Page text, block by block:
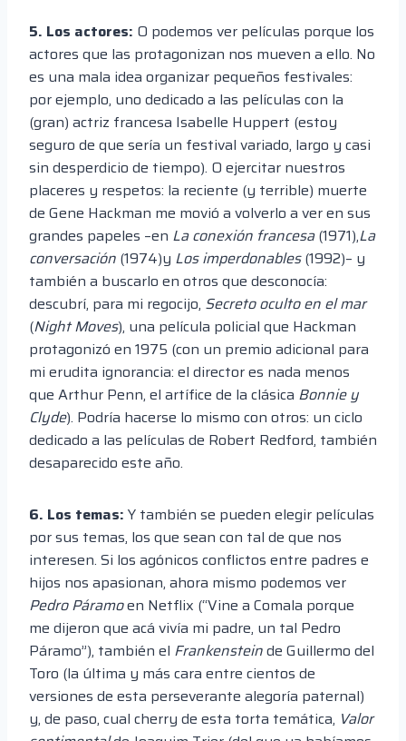
5. Los actores: O podemos ver películas porque los
actores que las protagonizan nos mueven a ello. No
es una mala idea organizar pequeños festivales:
por ejemplo, uno dedicado a las películas con la
(gran) actriz francesa Isabelle Huppert (estoy
seguro de que sería un festival variado, largo y casi
sin desperdicio de tiempo). O ejercitar nuestros
placeres y respetos: la reciente (y terrible) muerte
de Gene Hackman me movió a volverlo a ver en sus
grandes papeles –en La conexión francesa(1971),La
conversación (1974)y Los imperdonables(1992)– y
también a buscarlo en otros que desconocía:
descubrí, para mi regocijo, Secreto oculto en el mar
(Night Moves), una película policial que Hackman
protagonizó en 1975 (con un premio adicional para
mi erudita ignorancia: el director es nada menos
que Arthur Penn, el artífice de la clásica Bonnie y
Clyde). Podría hacerse lo mismo con otros: un ciclo
dedicado a las películas de Robert Redford, también
desaparecido este año.
6. Los temas: Y también se pueden elegir películas
por sus temas, los que sean con tal de que nos
interesen. Si los agónicos conflictos entre padres e
hijos nos apasionan, ahora mismo podemos ver
Pedro Páramoen Netflix (“Vine a Comala porque
me dijeron que acá vivía mi padre, un tal Pedro
Páramo”), también el Frankensteinde Guillermo del
Toro (la última y más cara entre cientos de
versiones de esta perseverante alegoría paternal)
y, de paso, cual cherry de esta torta temática, Valor